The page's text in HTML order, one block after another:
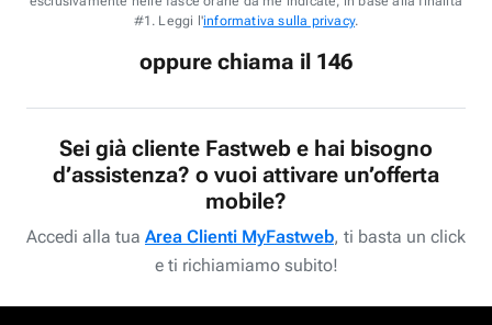
#1. Leggi l'informativa sulla privacy.
oppure chiama il 146
Sei già cliente Fastweb e hai bisogno
d’assistenza? o vuoi attivare un’offerta
mobile?
Accedi alla tua Area Clienti MyFastweb, ti basta un click
e ti richiamiamo subito!